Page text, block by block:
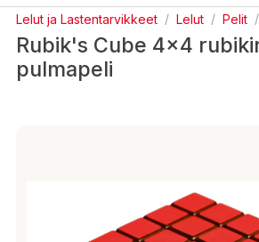
Lelut ja Lastentarvikkeet / Lelut / Pelit /
Rubik's Cube 4x4
pulmapeli